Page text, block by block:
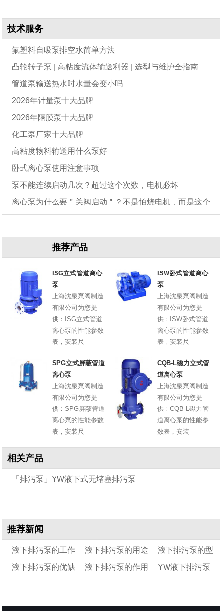
技术服务
氟塑料自吸泵排空水简单方法
凸轮转子泵 | 高粘度流体输送利器 | 选型与维护全指南
管道泵输送热水时水量会变小吗
2026年计量泵十大品牌
2026年隔膜泵十大品牌
化工泵厂家十大品牌
高粘度物料输送用什么泵好
卧式离心泵使用注意事项
泵不能连续启动几次？超过这个次数，电机必坏
离心泵为什么要＂关阀启动＂？不是怕烧电机，而是这个
推荐产品
ISG立式管道离心
泵
上海沈泉泵阀制造
有限公司为您提
供：ISG立式管道
离心泵的性能参数
表，安装尺
ISW卧式管道离心
泵
上海沈泉泵阀制造
有限公司为您提
供：ISW卧式管道
离心泵的性能参数
表，安装尺
SPG立式屏蔽管道
离心泵
上海沈泉泵阀制造
有限公司为您提
供：SPG屏蔽管道
离心泵的性能参数
表，安装尺
CQB-L磁力立式管
道离心泵
上海沈泉泵阀制造
有限公司为您提
供：CQB-L磁力管
道离心泵的性能参
数表，安装
相关产品
「排污泵」YW液下式无堵塞排污泵
推荐新闻
液下排污泵的工作
原理及8大结构特点
液下排污泵的用途
及特点
液下排污泵的型
号及字母代表
液下排污泵的优缺 液下排污泵的作用 YW液下排污泵